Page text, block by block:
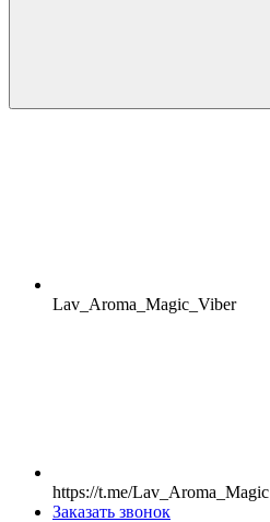
Lav_Aroma_Magic_Viber
https://t.me/Lav_Aroma_Magic
Заказать звонок